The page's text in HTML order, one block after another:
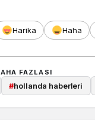
Harika Haha
FAZLASI
#hollanda haberleri